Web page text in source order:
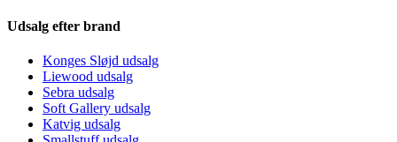
Udsalg efter brand
Konges Sløjd udsalg
Liewood udsalg
Sebra udsalg
Soft Gallery udsalg
Katvig udsalg